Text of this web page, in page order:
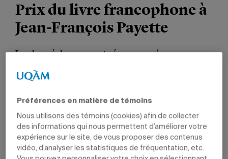
Prix du livre francophone à
Jean-François Payette
Le chargé de cours est récompensé par
l’Association canadienne de science politique.
CHARGÉS DE COURS
Préférences en matière de témoins
Nous utilisons des témoins (cookies) afin de collecter
des informations qui nous permettent d’améliorer votre
expérience sur le site, de vous proposer des contenus
vidéo, d’analyser les statistiques de fréquentation, etc.